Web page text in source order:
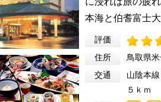
本海と伯耆富士
評価
住所
鳥取県
交通
山陰本
５ｋｍ